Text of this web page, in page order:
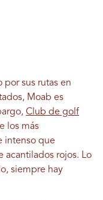
sus rutas en
Moab es
Club de golf
los más
intenso que
acantilados rojos. Lo
siempre hay